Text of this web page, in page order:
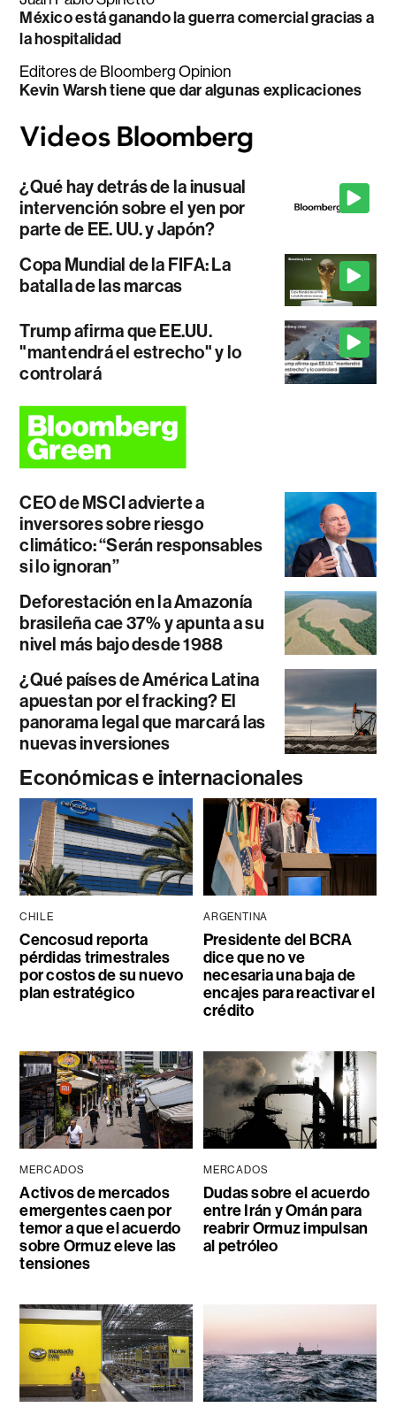
México está ganando la guerra comercial gracias a
la hospitalidad
Editores de Bloomberg Opinion
Kevin Warsh tiene que dar algunas explicaciones
¿Qué hay detrás de la inusual
intervención sobre el yen por
parte de EE. UU. y Japón?
Copa Mundial de la FIFA: La
batalla de las marcas
Trump afirma que EE.UU.
"mantendrá el estrecho" y lo
controlará
CEO de MSCI advierte a
inversores sobre riesgo
climático: “Serán responsables
si lo ignoran”
Deforestación en la Amazonía
brasileña cae 37% y apunta a su
nivel más bajo desde 1988
¿Qué países de América Latina
apuestan por el fracking? El
panorama legal que marcará las
nuevas inversiones
Económicas e internacionales
CHILE
Cencosud reporta
pérdidas trimestrales
por costos de su nuevo
plan estratégico
ARGENTINA
Presidente del BCRA
dice que no ve
necesaria una baja de
encajes para reactivar el
crédito
MERCADOS
Activos de mercados
emergentes caen por
temor a que el acuerdo
sobre Ormuz eleve las
tensiones
MERCADOS
Dudas sobre el acuerdo
entre Irán y Omán para
reabrir Ormuz impulsan
al petróleo